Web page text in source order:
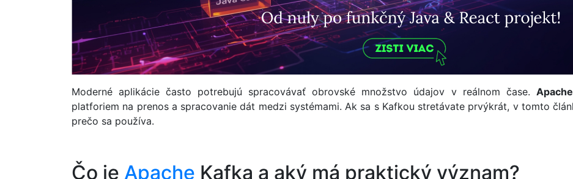
Moderné aplikácie často potrebujú spracovávať obrovské množstvo údajov v reálnom čase.
platforiem na prenos a spracovanie dát medzi systémami. Ak sa s Kafkou stretávate prvýkrát, v tomto
prečo sa používa.
Čo je Apache Kafka a aký má praktický význam?